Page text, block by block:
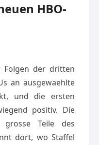
HBO-
Folgen der dritten
an ausgewaehlte
und die ersten
positiv. Die
Teile des
dort, wo Staffel